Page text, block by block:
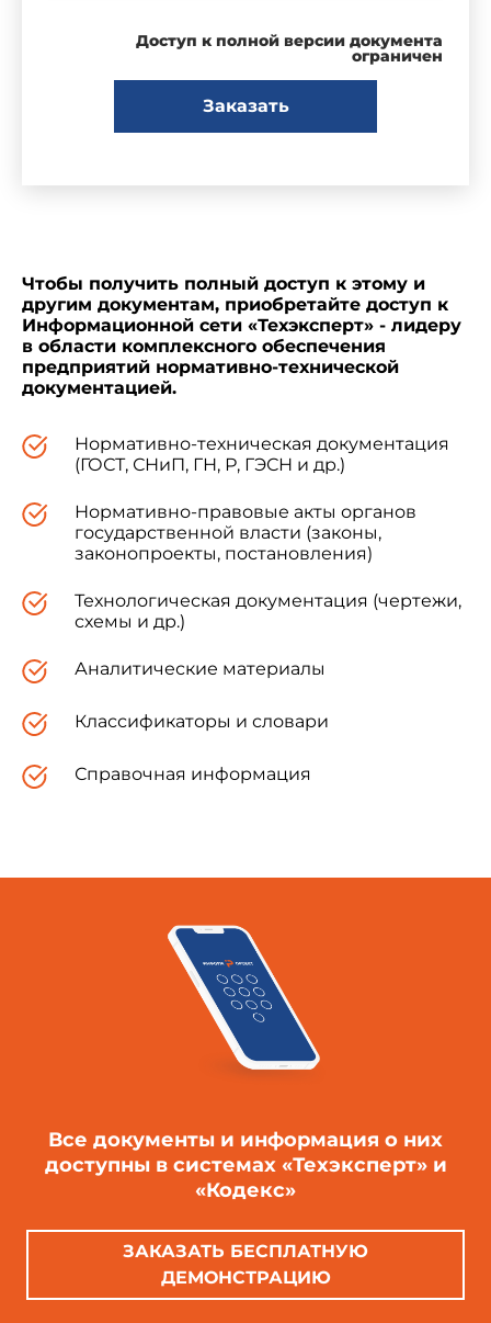
Доступ к полной версии документа
ограничен
Заказать
Чтобы получить полный доступ к этому и
другим документам, приобретайте доступ к
Информационной сети «Техэксперт» - лидеру
в области комплексного обеспечения
предприятий нормативно-технической
документацией.
Нормативно-техническая документация
(ГОСТ, СНиП, ГН, Р, ГЭСН и др.)
Нормативно-правовые акты органов
государственной власти (законы,
законопроекты, постановления)
Технологическая документация (чертежи,
схемы и др.)
Аналитические материалы
Классификаторы и словари
Справочная информация
Все документы и информация о них
доступны в системах «Техэксперт» и
«Кодекс»
ЗАКАЗАТЬ БЕСПЛАТНУЮ
ДЕМОНСТРАЦИЮ